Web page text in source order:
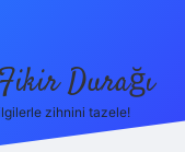
Durağı
zihnini tazele!